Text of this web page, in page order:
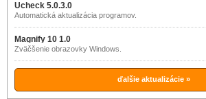
Ucheck 5.0.3.0
Automatická aktualizácia programov.
Magnify 10 1.0
Zväčšenie obrazovky Windows.
ďalšie aktualizácie »